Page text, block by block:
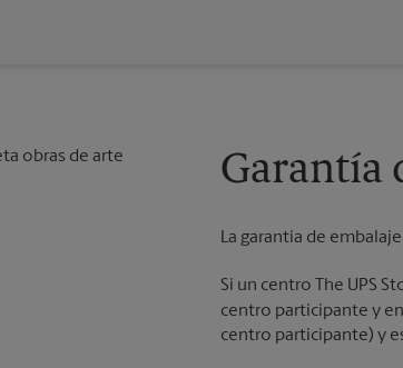
Garantía
La garantía de
Si un centro The UPS
centro participante y
centro participante) y